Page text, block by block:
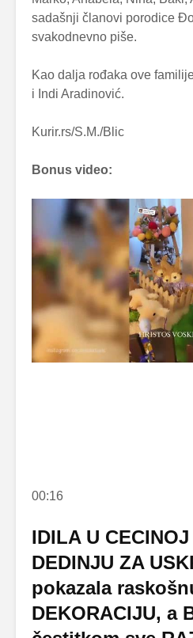
sadašnji članovi porodice
svakodnevno piše.
Kao dalja rođaka ove
i Indi Aradinović.
Kurir.rs/S.M./Blic
Bonus video:
00:16
IDILA U
DEDINJU ZA
pokazala
DEKORACIJU, a